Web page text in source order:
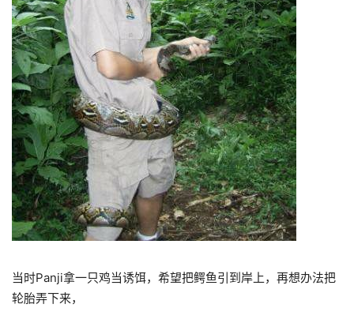
当时Panji拿一只鸡当诱饵，希望把鳄鱼引到岸上，再想办法把
轮胎弄下来，